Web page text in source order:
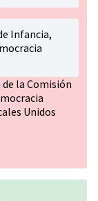
Infancia,
la Comisión
Unidos